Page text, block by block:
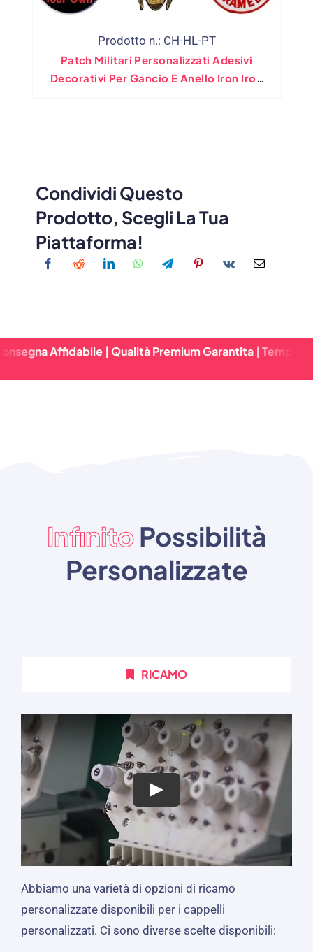
Prodotto n.: CH-HL-PT
Patch Militari Personalizzati Adesivi
Decorativi Per Gancio E Anello Iron Iron
Condividi Questo
Prodotto, Scegli La Tua
Piattaforma!
| Qualità Premium Garantita | Tempi Di
InfinitoPossibilità
Personalizzate
RICAMO
Abbiamo una varietà di opzioni di ricamo
personalizzate disponibili per i cappelli
personalizzati. Ci sono diverse scelte disponibili: